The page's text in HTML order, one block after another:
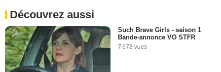
Découvrez aussi
Such Brave Girls - saison 1
Bande-annonce VO STFR
7 678 vues